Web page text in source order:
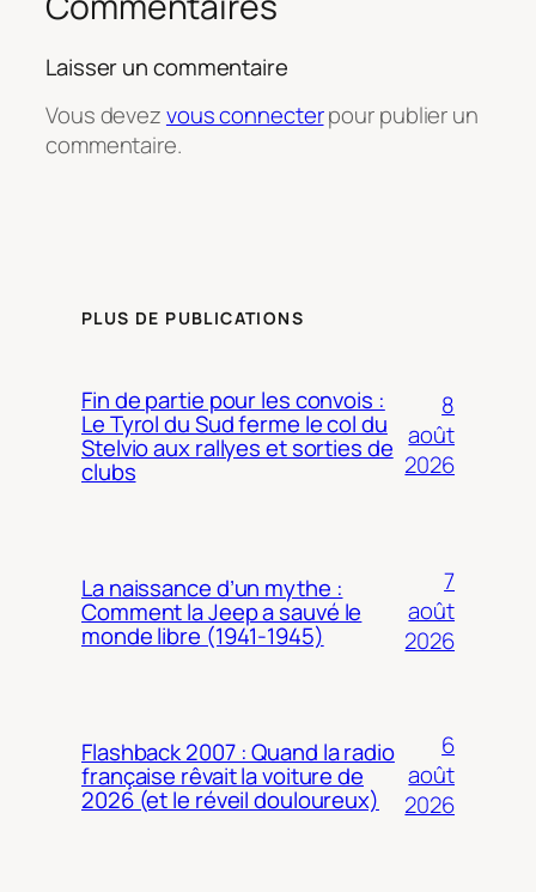
Laisser un commentaire
Vous devezvous connecterpour publier un
commentaire.
PLUS DE PUBLICATIONS
Fin de partie pour les convois :
Le Tyrol du Sud ferme le col du
Stelvio aux rallyes et sorties de
clubs
8
août
2026
La naissance d’un mythe :
Comment la Jeep a sauvé le
monde libre (1941-1945)
7
août
2026
Flashback 2007 : Quand la radio
française rêvait la voiture de
2026 (et le réveil douloureux)
6
août
2026